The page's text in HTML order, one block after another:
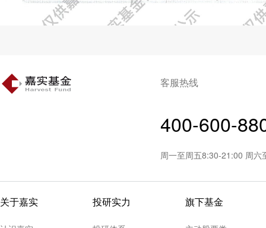
客服热线
400-600-
周一至周五8:30-21:00 周
关于嘉实 投研实力 旗下基金